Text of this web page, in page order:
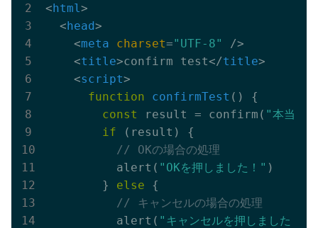
<html >
<head>
<meta charset="UTF-8"
/>
<title>confirm test</title>
<script>
function
confirmTest ()
{
const
result = confirm( "本当に
if (result) {
// OKの場合の処理
          alert(
"OKを押しました！" )
        }
else {
// キャンセルの場合の処理
          alert(
"キャンセルを押しました！"